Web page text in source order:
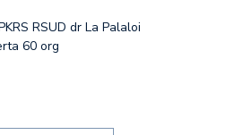
RSUD dr La Palaloi
60 org